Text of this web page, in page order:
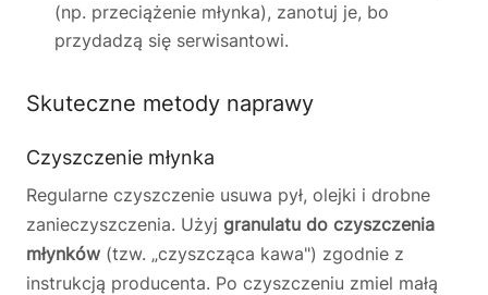
(np. przeciążenie młynka), zanotuj je, bo
przydadzą się serwisantowi.
Skuteczne metody naprawy
Czyszczenie młynka
Regularne czyszczenie usuwa pył, olejki i drobne
zanieczyszczenia. Użyj granulatu do czyszczenia
młynków (tzw. „czyszcząca kawa") zgodnie z
instrukcją producenta. Po czyszczeniu zmiel małą